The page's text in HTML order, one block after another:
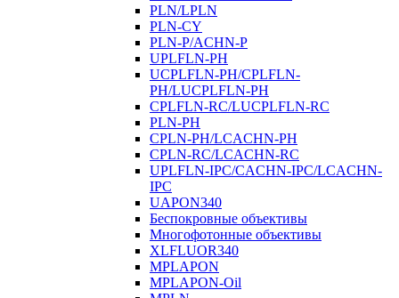
PLN/LPLN
PLN-CY
PLN-P/ACHN-P
UPLFLN-PH
UCPLFLN-PH/CPLFLN-
PH/LUCPLFLN-PH
CPLFLN-RC/LUCPLFLN-RC
PLN-PH
CPLN-PH/LCACHN-PH
CPLN-RC/LCACHN-RC
UPLFLN-IPC/CACHN-IPC/LCACHN-
IPC
UAPON340
Беспокровные объективы
Многофотонные объективы
XLFLUOR340
MPLAPON
MPLAPON-Oil